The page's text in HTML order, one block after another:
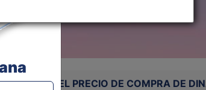
DEL PRECIO DE COMPRA DE